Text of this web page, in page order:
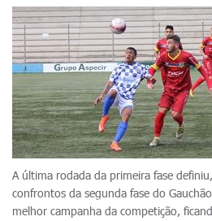
A última rodada da primeira fase
confrontos da segunda fase do
melhor campanha da competição,